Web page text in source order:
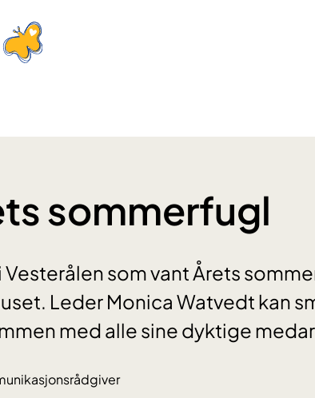
sommerfugl
Vesterålen som vant Årets
Leder Monica Watvedt kan
med alle sine dyktige